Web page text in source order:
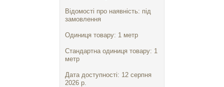
Відомості про наявність: під
замовлення
Одиниця товару: 1 метр
Стандартна одиниця товару: 1
метр
Дата доступності: 12 серпня
2026 р.